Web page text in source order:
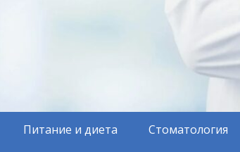
Питание и диета Стоматология